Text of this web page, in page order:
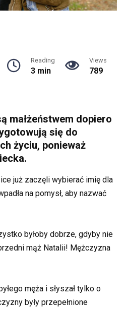
Reading
3 min
Views
789
małżeństwem dopiero
się do
życiu, ponieważ
już zaczęli wybierać imię dla
na pomysł, aby nazwać
byłoby dobrze, gdyby nie
mąż Natalii! Mężczyzna
męża i słyszał tylko o
były przepełnione